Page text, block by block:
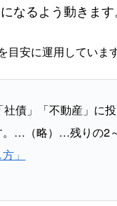
なるよう動きます
安に運用しています
社債」「不動産」
。…（略）…残りの2
」